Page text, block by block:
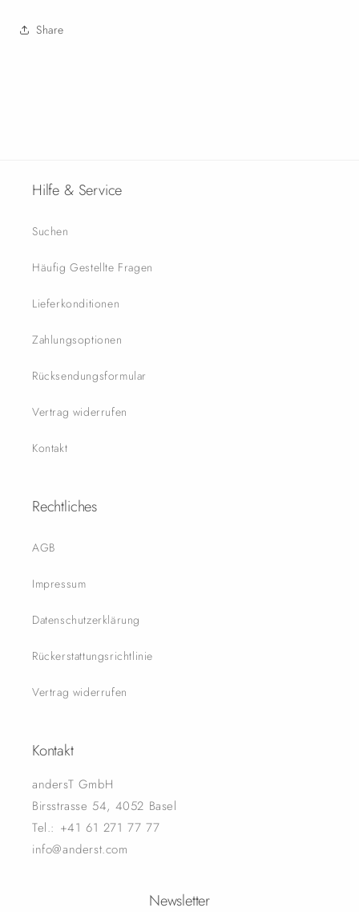
Share
Hilfe & Service
Suchen
Häufig Gestellte Fragen
Lieferkonditionen
Zahlungsoptionen
Rücksendungsformular
Vertrag widerrufen
Kontakt
Rechtliches
AGB
Impressum
Datenschutzerklärung
Rückerstattungsrichtlinie
Vertrag widerrufen
Kontakt
andersT GmbH
Birsstrasse 54, 4052 Basel
Tel.: +41 61 271 77 77
info@anderst.com
Newsletter